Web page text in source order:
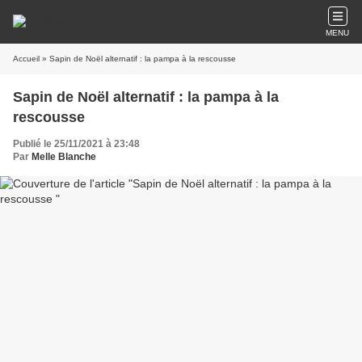
MENU
Accueil » Sapin de Noël alternatif : la pampa à la rescousse
Sapin de Noël alternatif : la pampa à la
rescousse
Publié le 25/11/2021 à 23:48
Par Melle Blanche